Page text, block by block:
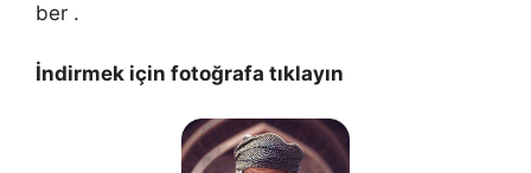
ber .
İndirmek için fotoğrafa tıklayın